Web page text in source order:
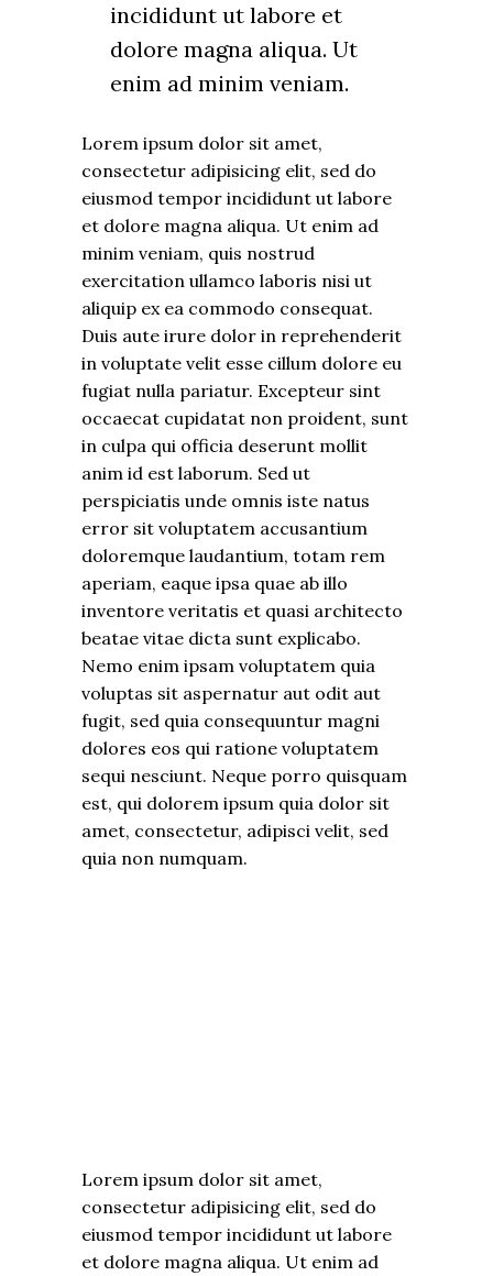
incididunt ut labore et
dolore magna aliqua. Ut
enim ad minim veniam.
Lorem ipsum dolor sit amet,
consectetur adipisicing elit, sed do
eiusmod tempor incididunt ut labore
et dolore magna aliqua. Ut enim ad
minim veniam, quis nostrud
exercitation ullamco laboris nisi ut
aliquip ex ea commodo consequat.
Duis aute irure dolor in reprehenderit
in voluptate velit esse cillum dolore eu
fugiat nulla pariatur. Excepteur sint
occaecat cupidatat non proident, sunt
in culpa qui officia deserunt mollit
anim id est laborum. Sed ut
perspiciatis unde omnis iste natus
error sit voluptatem accusantium
doloremque laudantium, totam rem
aperiam, eaque ipsa quae ab illo
inventore veritatis et quasi architecto
beatae vitae dicta sunt explicabo.
Nemo enim ipsam voluptatem quia
voluptas sit aspernatur aut odit aut
fugit, sed quia consequuntur magni
dolores eos qui ratione voluptatem
sequi nesciunt. Neque porro quisquam
est, qui dolorem ipsum quia dolor sit
amet, consectetur, adipisci velit, sed
quia non numquam.
Lorem ipsum dolor sit amet,
consectetur adipisicing elit, sed do
eiusmod tempor incididunt ut labore
et dolore magna aliqua. Ut enim ad